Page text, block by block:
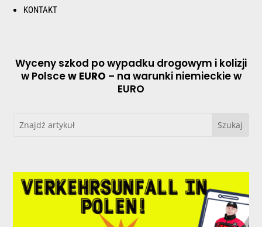
KONTAKT
Wyceny szkod po wypadku drogowym i kolizji
w Polscew EURO – na warunki niemieckie w
EURO